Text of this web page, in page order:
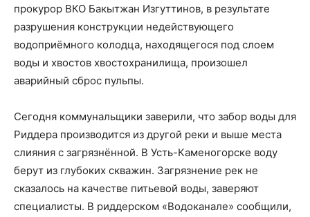
прокурор ВКО Бакытжан Изгуттинов, в результате
разрушения конструкции недействующего
водоприёмного колодца, находящегося под слоем
воды и хвостов хвостохранилища, произошел
аварийный сброс пульпы.
Сегодня коммунальщики заверили, что забор воды для
Риддера производится из другой реки и выше места
слияния с загрязнённой. В Усть-Каменогорске воду
берут из глубоких скважин. Загрязнение рек не
сказалось на качестве питьевой воды, заверяют
специалисты. В риддерском «Водоканале» сообщили,